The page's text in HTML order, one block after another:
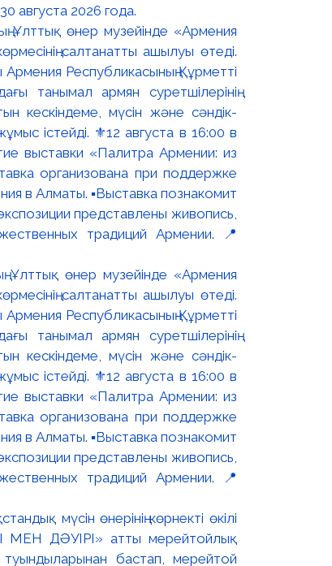
августа 2026 года.
Ұлттық өнер музейінде «Армения
салтанатты ашылуы өтеді.
Республикасының Құрметті
танымал армян суретшілерінің
кескіндеме, мүсін және сәндік-
істейді. ⚜️12 августа в 16:00 в
выставки «Палитра Армении: из
организована при поддержке
в Алматы. ▪️Выставка познакомит
представлены живопись,
традиций Армении. 📍